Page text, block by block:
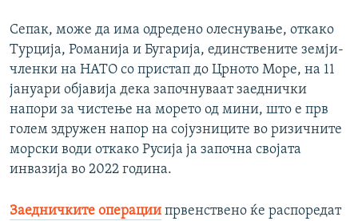
Сепак, може да има одредено олеснување, откако
Турција, Романија и Бугарија, единствените земји-
членки на НАТО со пристап до Црното Море, на 11
јануари објавија дека започнуваат заеднички
напори за чистење на морето од мини, што е прв
голем здружен напор на сојузниците во ризичните
морски води откако Русија ја започна својата
инвазија во 2022 година.
Заедничките операции првенствено ќе распоредат